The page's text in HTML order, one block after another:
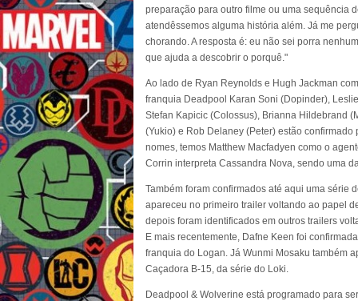
preparação para outro filme ou uma sequência
atendêssemos alguma história além. Já me
chorando. A resposta é: eu não sei porra
que ajuda a descobrir o porquê."
Ao lado de Ryan Reynolds e Hugh Jackman
franquia Deadpool Karan Soni (Dopinder),
Stefan Kapicic (Colossus), Brianna Hildebrand
(Yukio) e Rob Delaney (Peter) estão
nomes, temos Matthew Macfadyen como o
Corrin interpreta Cassandra Nova, sendo uma
Também foram confirmados até aqui uma série
apareceu no primeiro trailer voltando ao papel
depois foram identificados em outros trailers
E mais recentemente, Dafne Keen foi
franquia do Logan. Já Wunmi Mosaku também
Caçadora B-15, da série do Loki.
Deadpool & Wolverine está programado para